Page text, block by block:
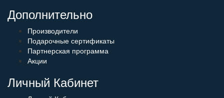
Дополнительно
Производители
Подарочные сертификаты
Партнерская программа
Акции
Личный Кабинет